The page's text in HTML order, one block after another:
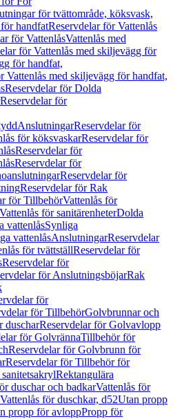
för tvättområde, köksvask,
handfatReservdelar för Vattenlås
för VattenlåsVattenlås med
för Vattenlås med skiljevägg för
för handfat,
Vattenlås med skiljevägg för handfat,
Reservdelar för Dolda
Reservdelar för
AnslutningarReservdelar för
för köksvaskarReservdelar för
Reservdelar för
Reservdelar för
Reservdelar för
Reservdelar för Rak
för TillbehörVattenlås för
för sanitärenheterDolda
vattenlåsSynliga
vattenlåsAnslutningarReservdelar
för tvättställReservdelar för
Reservdelar för
för AnslutningsböjarRak
för
för TillbehörGolvbrunnar och
duscharReservdelar för Golvavlopp
för GolvrännaTillbehör för
Reservdelar för Golvbrunn för
Reservdelar för Tillbehör för
Rektangulära
duschar och badkarVattenlås för
för duschkar, d52Utan propp
propp för avloppPropp för